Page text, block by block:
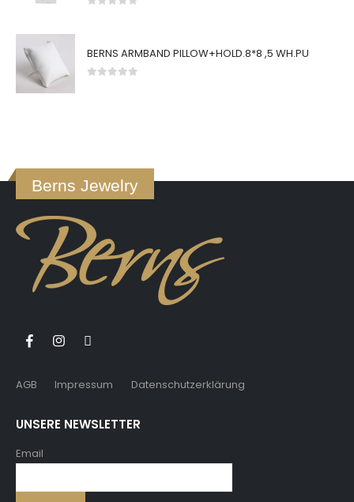
BERNS ARMBAND PILLOW+HOLD.8*8 ,5 WH.PU
Berns Jewelry
AGB Impressum Datenschutzerklärung
UNSERE NEWSLETTER
Email